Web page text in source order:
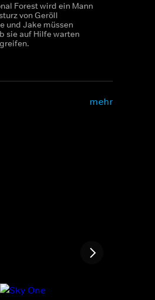
Forest wird ein Mann
von Geröll
und Jake müssen
sie auf Hilfe warten
mehr